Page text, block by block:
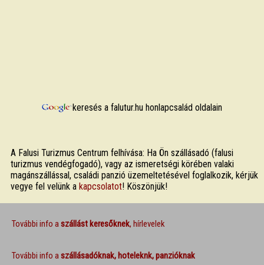
keresés a falutur.hu honlapcsalád oldalain
A Falusi Turizmus Centrum felhívása: Ha Ön szállásadó (falusi
turizmus vendégfogadó), vagy az ismeretségi körében valaki
magánszállással, családi panzió üzemeltetésével foglalkozik, kérjük
vegye fel velünk a kapcsolatot! Köszönjük!
További info aszállást keresőknek, hírlevelek
További info aszállásadóknak, hoteleknk, panzióknak